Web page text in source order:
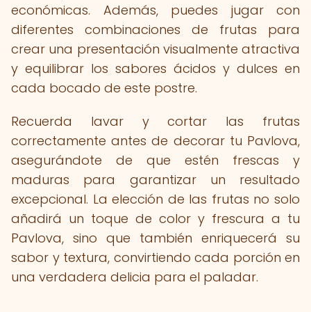
económicas. Además, puedes jugar con
diferentes combinaciones de frutas para
crear una presentación visualmente atractiva
y equilibrar los sabores ácidos y dulces en
cada bocado de este postre.
Recuerda lavar y cortar las frutas
correctamente antes de decorar tu Pavlova,
asegurándote de que estén frescas y
maduras para garantizar un resultado
excepcional. La elección de las frutas no solo
añadirá un toque de color y frescura a tu
Pavlova, sino que también enriquecerá su
sabor y textura, convirtiendo cada porción en
una verdadera delicia para el paladar.